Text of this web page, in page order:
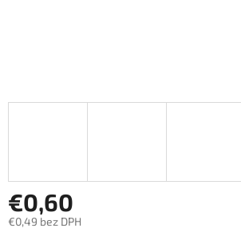
€0,60
€0,49 bez DPH